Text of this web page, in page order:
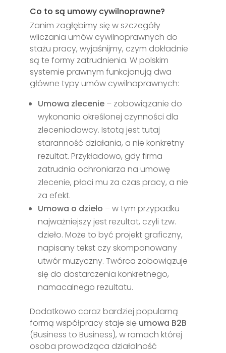
Co to są umowy cywilnoprawne?
Zanim zagłębimy się w szczegóły
wliczania umów cywilnoprawnych do
stażu pracy, wyjaśnijmy, czym dokładnie
są te formy zatrudnienia. W polskim
systemie prawnym funkcjonują dwa
główne typy umów cywilnoprawnych:
Umowa zlecenie – zobowiązanie do
wykonania określonej czynności dla
zleceniodawcy. Istotą jest tutaj
staranność działania, a nie konkretny
rezultat. Przykładowo, gdy firma
zatrudnia ochroniarza na umowę
zlecenie, płaci mu za czas pracy, a nie
za efekt.
Umowa o dzieło – w tym przypadku
najważniejszy jest rezultat, czyli tzw.
dzieło. Może to być projekt graficzny,
napisany tekst czy skomponowany
utwór muzyczny. Twórca zobowiązuje
się do dostarczenia konkretnego,
namacalnego rezultatu.
Dodatkowo coraz bardziej popularną
formą współpracy staje się umowa B2B
(Business to Business), w ramach której
osoba prowadząca działalność